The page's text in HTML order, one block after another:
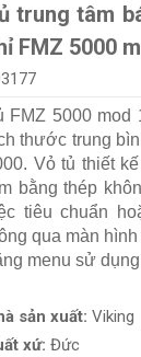
trung tâm
FMZ 5000
FMZ 5000 mod
thước trung
Vỏ tủ thiết
bằng thép
tiêu chuẩn
qua màn
menu sử
sản xuất: Viking
xứ: Đức